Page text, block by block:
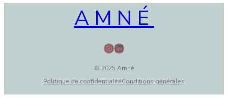
AMNÉ
InstagramLinkedIn
© 2025 Amné
Politique de confidentialitéConditions générales